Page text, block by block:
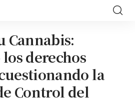
Cannabis:
derechos
la
Control del